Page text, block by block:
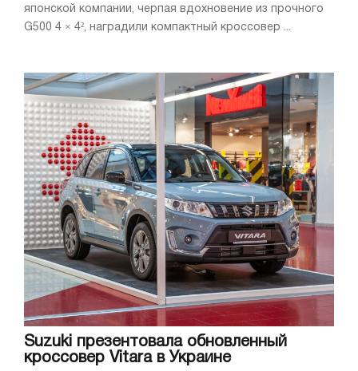
японской компании, черпая вдохновение из прочного
G500 4 × 4², наградили компактный кроссовер ...
Suzuki презентовала обновленный
кроссовер Vitara в Украине